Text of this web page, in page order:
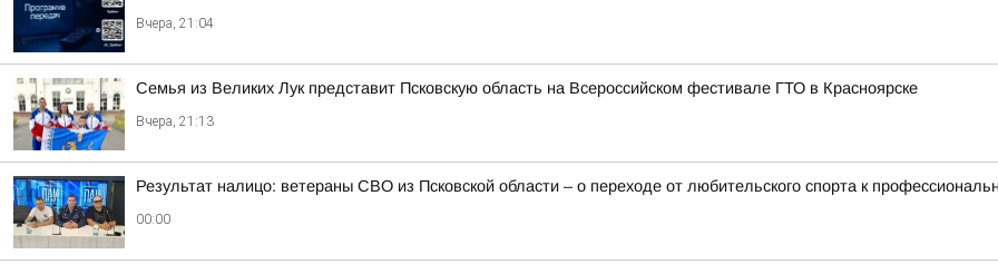
Вчера, 21:04
Семья из Великих Лук представит Псковскую область на Всероссийском фестивале ГТО в Красноярске
Вчера, 21:13
Результат налицо: ветераны СВО из Псковской области – о переходе от любительского спорта к
00:00